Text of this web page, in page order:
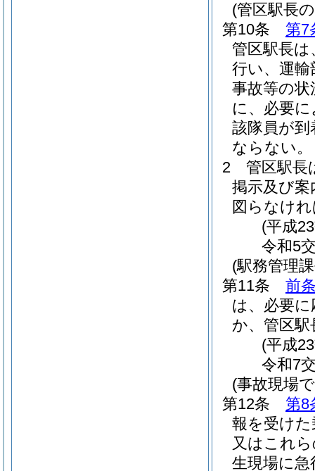
(管区駅長
第10条
第7
管区駅長は
行い、運輸
事故等の
に、必要
該隊員が
ならない。
2
管区駅長
掲示及び
図らなけ
(平成
令和5
(駅務管理
第11条
前
は、必要
か、管区
(平成
令和7
(事故現場
第12条
第8
報を受けた
又はこれ
生現場に急